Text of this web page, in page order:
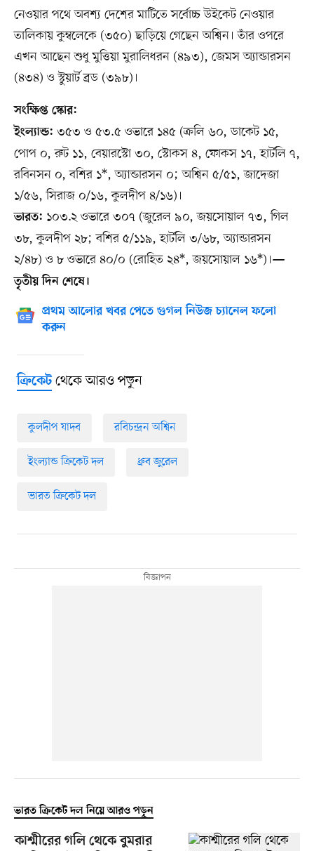
নেওয়ার পথে অবশ্য দেশের মাটিতে সর্বোচ্চ উইকেট নেওয়ার
তালিকায় কুম্বলেকে (৩৫০) ছাড়িয়ে গেছেন অশ্বিন। তাঁর ওপরে
এখন আছেন শুধু মুত্তিয়া মুরালিধরন (৪৯৩), জেমস অ্যান্ডারসন
(৪৩৪) ও স্টুয়ার্ট ব্রড (৩৯৮)।
সংক্ষিপ্ত স্কোর:
ইংল্যান্ড: ৩৫৩ ও ৫৩.৫ ওভারে ১৪৫ (ক্রলি ৬০, ডাকেট ১৫,
পোপ ০, রুট ১১, বেয়ারস্টো ৩০, স্টোকস ৪, ফোকস ১৭, হার্টলি ৭,
রবিনসন ০, বশির ১*, অ্যান্ডারসন ০; অশ্বিন ৫/৫১, জাদেজা
১/৫৬, সিরাজ ০/১৬, কুলদীপ ৪/১৬)।
ভারত: ১০৩.২ ওভারে ৩০৭ (জুরেল ৯০, জয়সোয়াল ৭৩, গিল
৩৮, কুলদীপ ২৮; বশির ৫/১১৯, হার্টলি ৩/৬৮, অ্যান্ডারসন
২/৪৮) ও ৮ ওভারে ৪০/০ (রোহিত ২৪*, জয়সোয়াল ১৬*)।—
তৃতীয় দিন শেষে।
প্রথম আলোর খবর পেতে গুগল নিউজ চ্যানেল ফলো
করুন
ক্রিকেটথেকে আরও পড়ুন
কুলদীপ যাদব রবিচন্দ্রন অশ্বিন
ইংল্যান্ড ক্রিকেট দল ধ্রুব জুরেল
ভারত ক্রিকেট দল
ভারত ক্রিকেট দল নিয়ে আরও পড়ুন
কাশ্মীরের গলি থেকে বুমরার